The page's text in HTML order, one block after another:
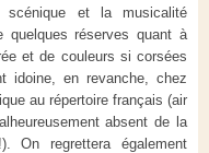
et la musicalité
quelques réserves quant à
et de couleurs si corsées
idoine, en revanche, chez
au répertoire français (air
absent de la
On regrettera également